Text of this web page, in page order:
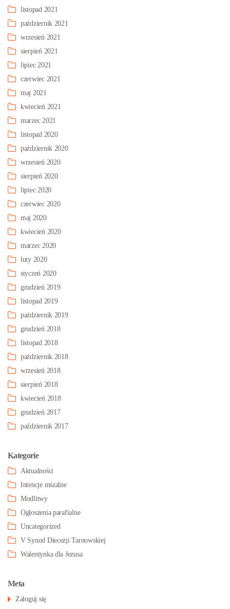
listopad 2021
październik 2021
wrzesień 2021
sierpień 2021
lipiec 2021
czerwiec 2021
maj 2021
kwiecień 2021
marzec 2021
listopad 2020
październik 2020
wrzesień 2020
sierpień 2020
lipiec 2020
czerwiec 2020
maj 2020
kwiecień 2020
marzec 2020
luty 2020
styczeń 2020
grudzień 2019
listopad 2019
październik 2019
grudzień 2018
listopad 2018
październik 2018
wrzesień 2018
sierpień 2018
kwiecień 2018
grudzień 2017
październik 2017
Kategorie
Aktualności
Intencje mszalne
Modlitwy
Ogłoszenia parafialne
Uncategorized
V Synod Diecezji Tarnowskiej
Walentynka dla Jezusa
Meta
Zaloguj się